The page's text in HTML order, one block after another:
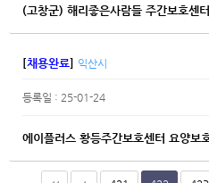
(고창군) 해리좋은사람들 주간보호센
[채용완료] 익산시
등록일 : 25-01-24
에이플러스 황등주간보호센터 요양보